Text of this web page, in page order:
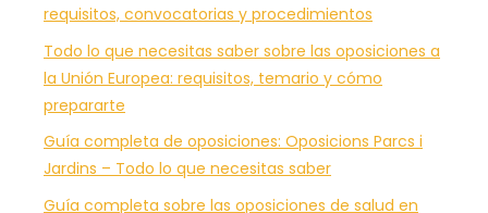
requisitos, convocatorias y procedimientos
Todo lo que necesitas saber sobre las oposiciones a
la Unión Europea: requisitos, temario y cómo
prepararte
Guía completa de oposiciones: Oposicions Parcs i
Jardins – Todo lo que necesitas saber
Guía completa sobre las oposiciones de salud en